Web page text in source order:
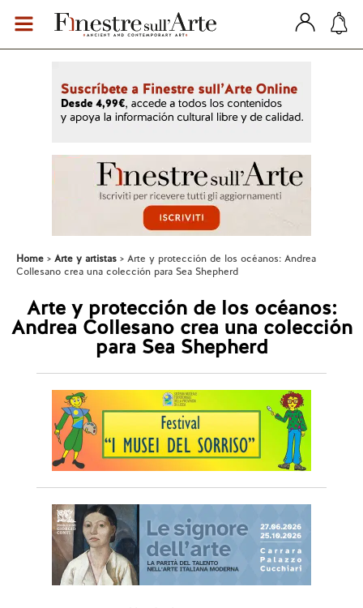
Home Arte y artistas
Arte y protección de los océanos: Andrea
Collesano crea una colección para Sea Shepherd
Arte y protección de los océanos:
Andrea Collesano crea una colección
para Sea Shepherd